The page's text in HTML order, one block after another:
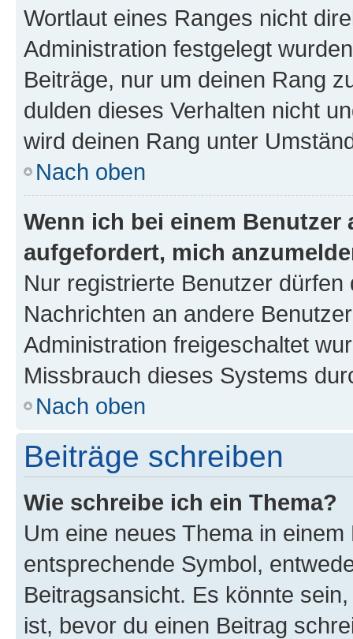
Wortlaut eines Ranges nicht
Administration festgelegt
Beiträge, nur um deinen Rang
dulden dieses Verhalten nicht
wird deinen Rang unter
Nach oben
Wenn ich bei einem
aufgefordert, mich
Nur registrierte Benutzer
Nachrichten an andere
Administration freigeschaltet
Missbrauch dieses Systems
Nach oben
Beiträge schreiben
Wie schreibe ich ein Thema?
Um eine neues Thema in
entsprechende Symbol,
Beitragsansicht. Es könnte
ist, bevor du einen Beitrag